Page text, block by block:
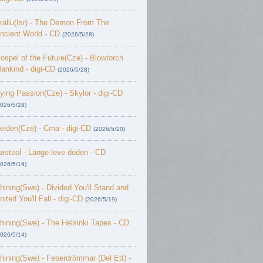
- The Demon From The
World - CD (2026/5/28)
of the Future(Cze) - Blowtorch
- digi-CD (2026/5/28)
Passion(Cze) - Skylor - digi-CD
5/28)
- Cma - digi-CD (2026/5/20)
- L​ä​nge leve dö​den - CD
5/19)
- Divided You'll Stand and
You'll Fall - digi-CD (2026/5/19)
- The Helsinki Tapes - CD
5/14)
- Feberdrömmar (Del Ett) -